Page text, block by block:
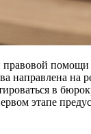
правовой
направлена на
в
этапе